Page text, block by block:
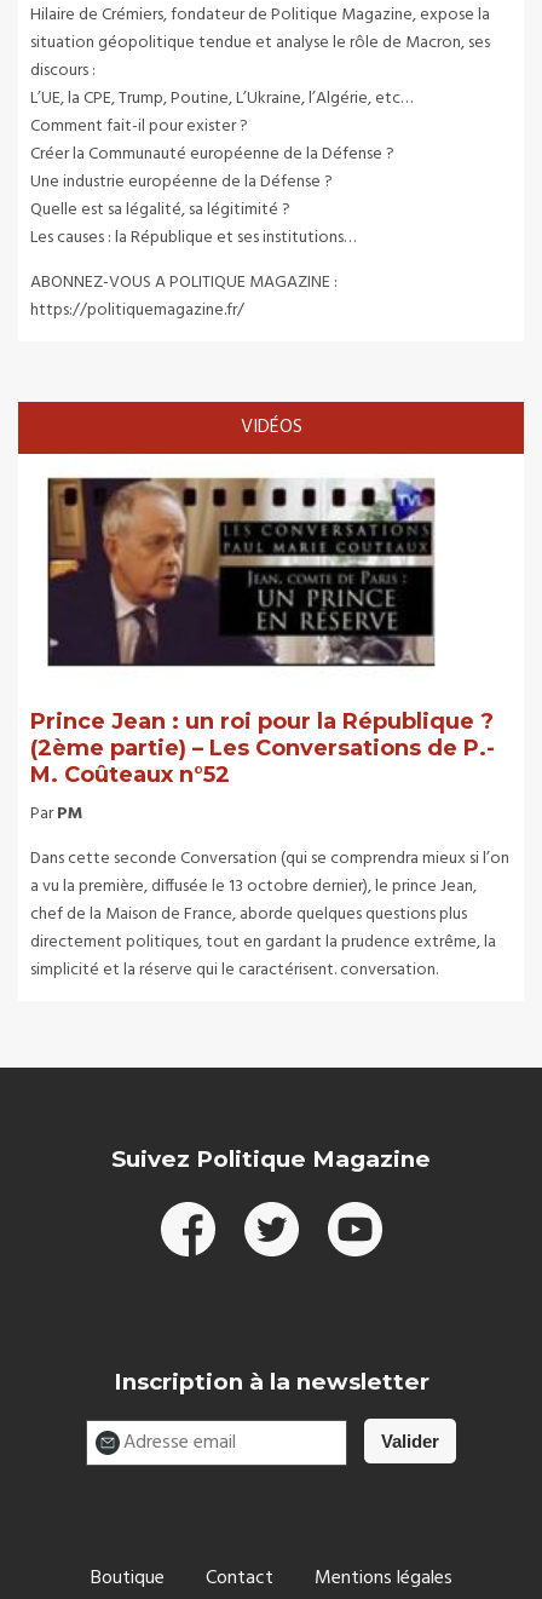
Hilaire de Crémiers, fondateur de Politique Magazine, expose la
situation géopolitique tendue et analyse le rôle de Macron, ses
discours :
L’UE, la CPE, Trump, Poutine, L’Ukraine, l’Algérie, etc…
Comment fait-il pour exister ?
Créer la Communauté européenne de la Défense ?
Une industrie européenne de la Défense ?
Quelle est sa légalité, sa légitimité ?
Les causes : la République et ses institutions…
ABONNEZ-VOUS A POLITIQUE MAGAZINE :
https://politiquemagazine.fr/
VIDÉOS
Prince Jean : un roi pour la République ?
(2ème partie) – Les Conversations de P.-
M. Coûteaux n°52
ParPM
Dans cette seconde Conversation (qui se comprendra mieux si l’on
a vu la première, diffusée le 13 octobre dernier), le prince Jean,
chef de la Maison de France, aborde quelques questions plus
directement politiques, tout en gardant la prudence extrême, la
simplicité et la réserve qui le caractérisent. conversation.
Suivez Politique Magazine
Inscription à la newsletter
Boutique Contact
Mentions légales